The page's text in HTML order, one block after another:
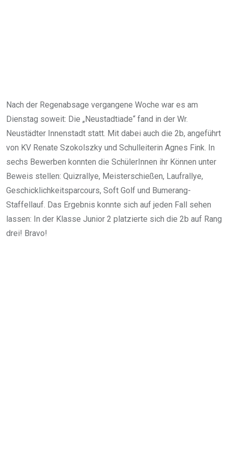
Nach der Regenabsage vergangene Woche war es am
Dienstag soweit: Die „Neustadtiade“ fand in der Wr.
Neustädter Innenstadt statt. Mit dabei auch die 2b, angeführt
von KV Renate Szokolszky und Schulleiterin Agnes Fink. In
sechs Bewerben konnten die SchülerInnen ihr Können unter
Beweis stellen: Quizrallye, Meisterschießen, Laufrallye,
Geschicklichkeitsparcours, Soft Golf und Bumerang-
Staffellauf. Das Ergebnis konnte sich auf jeden Fall sehen
lassen: In der Klasse Junior 2 platzierte sich die 2b auf Rang
drei! Bravo!